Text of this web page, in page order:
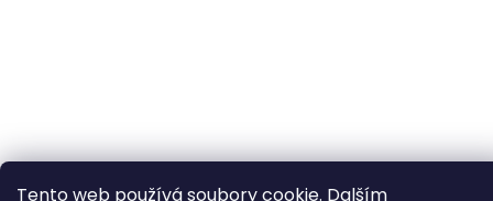
Tento web používá soubory cookie. Dalším